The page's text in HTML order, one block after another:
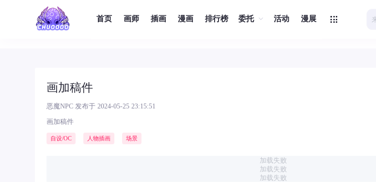
首页 画师 插画 漫画 排行榜 委托 活动 漫展
画加稿件
恶魔NPC 发布于 2024-05-25 23:15:51
画加稿件
自设/OC 人物插画 场景
加载失败
加载失败
加载失败